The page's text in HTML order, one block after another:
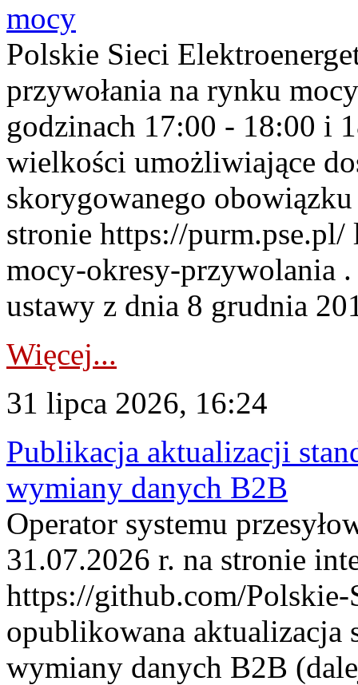
mocy
Polskie Sieci
przywołania na rynku
godzinach 17:00 - 18:00 i
wielkości umożliwiające
skorygowanego
stronie https://
mocy-okresy-przywolania
ustawy z dnia 8 grudnia
Więcej...
31 lipca 2026, 16:24
Publikacja aktualizacji
wymiany danych B2B
Operator systemu
31.07.2026 r. na stronie
https://github.com/Polskie-
opublikowana aktualizacja
wymiany danych B2B